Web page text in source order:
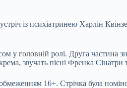
із психіатринею Харлін
у головній ролі. Друга частина
звучать пісні Френка
16+. Стрічка була